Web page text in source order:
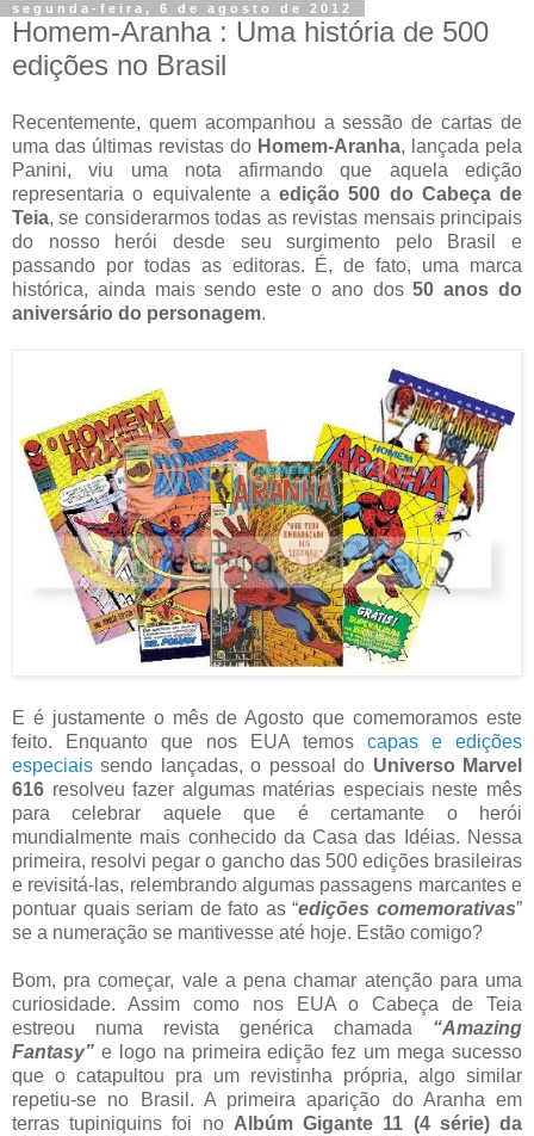
segunda-feira, 6 de agosto de 2012
Homem-Aranha : Uma história de 500
edições no Brasil
Recentemente, quem acompanhou a sessão de cartas de
uma das últimas revistas do Homem-Aranha, lançada pela
Panini, viu uma nota afirmando que aquela edição
representaria o equivalente a edição 500 do Cabeça de
Teia, se considerarmos todas as revistas mensais principais
do nosso herói desde seu surgimento pelo Brasil e
passando por todas as editoras. É, de fato, uma marca
histórica, ainda mais sendo este o ano dos50 anos do
aniversário do personagem.
E é justamente o mês de Agosto que comemoramos este
feito. Enquanto que nos EUA temos capas e edições
especiais sendo lançadas, o pessoal do Universo Marvel
616 resolveu fazer algumas matérias especiais neste mês
para celebrar aquele que é certamante o herói
mundialmente mais conhecido da Casa das Idéias. Nessa
primeira, resolvi pegar o gancho das 500 edições brasileiras
e revisitá-las, relembrando algumas passagens marcantes e
pontuar quais seriam de fato as “edições comemorativas”
se a numeração se mantivesse até hoje. Estão comigo?
Bom, pra começar, vale a pena chamar atenção para uma
curiosidade. Assim como nos EUA o Cabeça de Teia
estreou numa revista genérica chamada “Amazing
Fantasy” e logo na primeira edição fez um mega sucesso
que o catapultou pra um revistinha própria, algo similar
repetiu-se no Brasil. A primeira aparição do Aranha em
terras tupiniquins foi no Albúm Gigante 11 (4 série) da